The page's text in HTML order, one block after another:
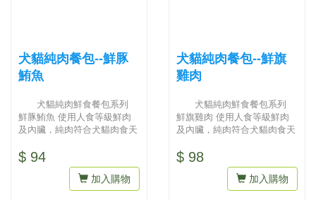
犬貓純肉餐包--鮮豚
鮪魚
犬貓純肉鮮食餐包系列
鮮豚鮪魚 使用人食等級鮮肉
及內臟，純肉符合犬貓肉食天
保營...
$ 94
加入購物
犬貓純肉餐包--鮮旗
雞肉
犬貓純肉鮮食餐包系列
鮮旗雞肉 使用人食等級鮮肉
及內臟，純肉符合犬貓肉食天
保營...
$ 98
加入購物